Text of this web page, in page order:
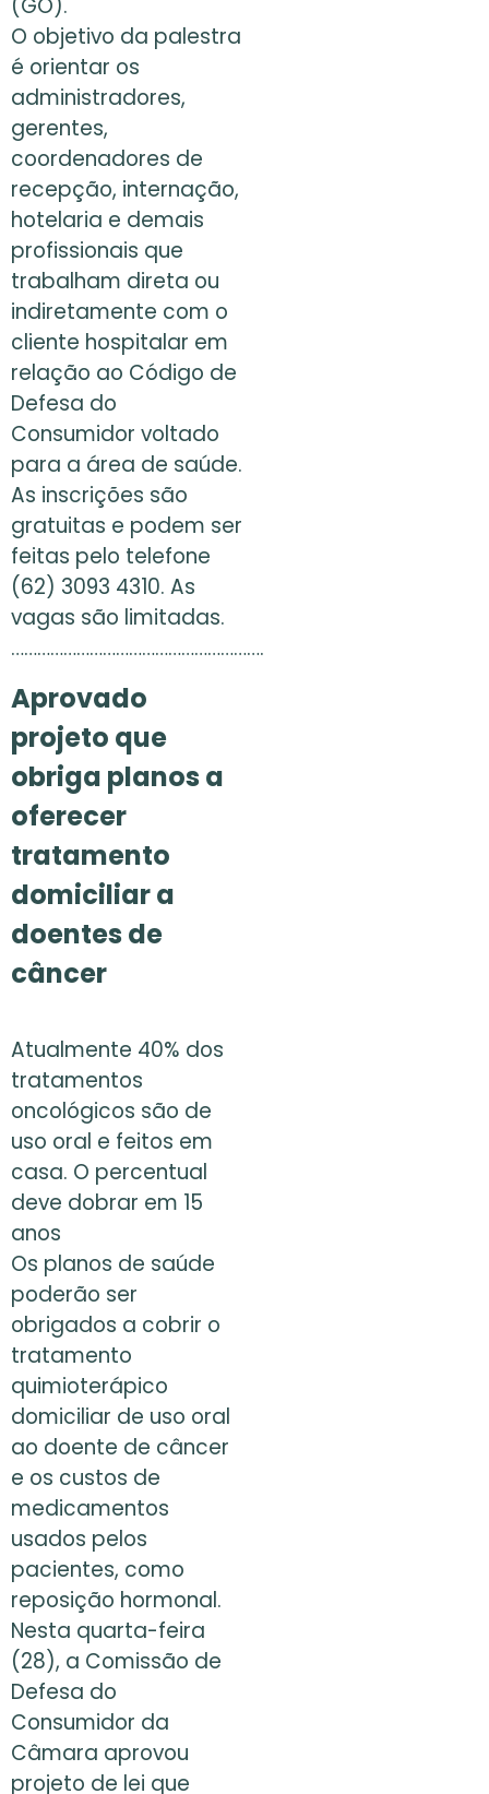
O objetivo da palestra
é orientar os
administradores,
gerentes,
coordenadores de
recepção, internação,
hotelaria e demais
profissionais que
trabalham direta ou
indiretamente com o
cliente hospitalar em
relação ao Código de
Defesa do
Consumidor voltado
para a área de saúde.
As inscrições são
gratuitas e podem ser
feitas pelo telefone
(62) 3093 4310. As
vagas são limitadas.
………………………………………………….
Aprovado
projeto que
obriga planos a
oferecer
tratamento
domiciliar a
doentes de
câncer
Atualmente 40% dos
tratamentos
oncológicos são de
uso oral e feitos em
casa. O percentual
deve dobrar em 15
anos
Os planos de saúde
poderão ser
obrigados a cobrir o
tratamento
quimioterápico
domiciliar de uso oral
ao doente de câncer
e os custos de
medicamentos
usados pelos
pacientes, como
reposição hormonal.
Nesta quarta-feira
(28), a Comissão de
Defesa do
Consumidor da
Câmara aprovou
projeto de lei que